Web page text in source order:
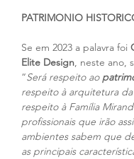
PATRIMONIO
Se em 2023 a palavra foi
Elite Design, neste ano,
“Será respeito ao
respeito à arquitetura
respeito à Família
profissionais que irão
ambientes sabem que
as principais